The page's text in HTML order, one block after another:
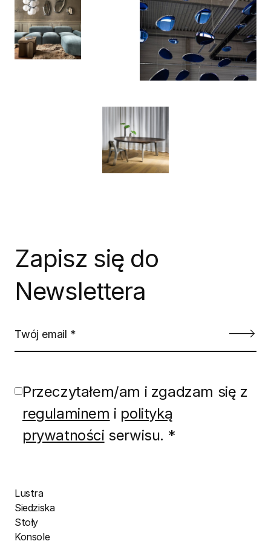
Zapisz się do
Newslettera
Przeczytałem/am i zgadzam się z
regulaminem i polityką
prywatności serwisu. *
Lustra
Siedziska
Stoły
Konsole